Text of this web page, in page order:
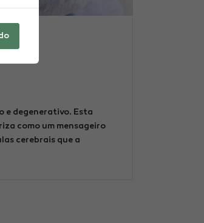
e degenerativo. Esta
como um mensageiro
cerebrais que a